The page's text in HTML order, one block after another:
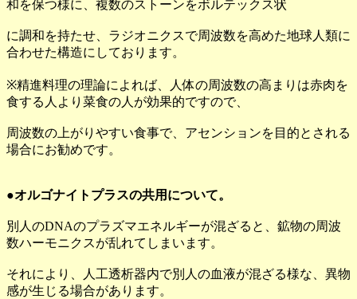
和を保つ様に、複数のストーンをボルテックス状
に調和を持たせ、ラジオニクスで周波数を高めた地球人類に
合わせた構造にしております。
※精進料理の理論によれば、人体の周波数の高まりは赤肉を
食する人より菜食の人が効果的ですので、
周波数の上がりやすい食事で、アセンションを目的とされる
場合にお勧めです。
●オルゴナイトプラスの共用について。
別人のDNAのプラズマエネルギーが混ざると、鉱物の周波
数ハーモニクスが乱れてしまいます。
それにより、人工透析器内で別人の血液が混ざる様な、異物
感が生じる場合があります。